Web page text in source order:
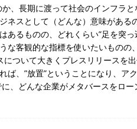
、長期に渡って社会のインフラ
ネスとして（どんな）意味がある
るものの、どれくらい”足を突
な客観的な指標を使いたいものの
ついて大きくプレスリリースを
、”放置”ということになり、ア
、どんな企業がメタバースをロ